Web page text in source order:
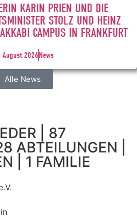
KARIN PRIEN UND DIE
STOLZ UND HEINZ
CAMPUS IN FRANKFURT
August 2026News
Alle News
| 87
ABTEILUNGEN |
| 1 FAMILIE